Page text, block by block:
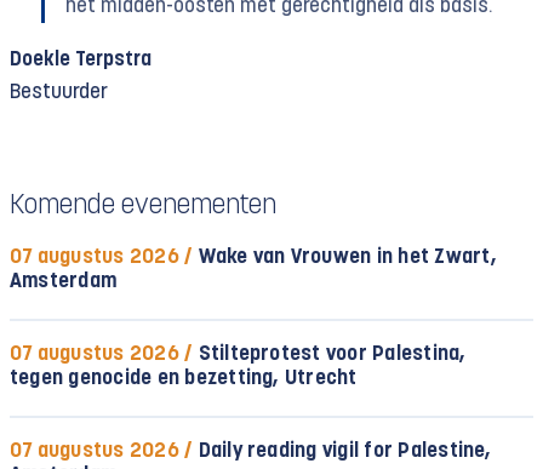
het midden-oosten met gerechtigheid als basis.
Doekle Terpstra
Bestuurder
Komende evenementen
07 augustus 2026 / Wake van Vrouwen in het Zwart,
Amsterdam
07 augustus 2026 / Stilteprotest voor Palestina,
tegen genocide en bezetting, Utrecht
07 augustus 2026 / Daily reading vigil for Palestine,